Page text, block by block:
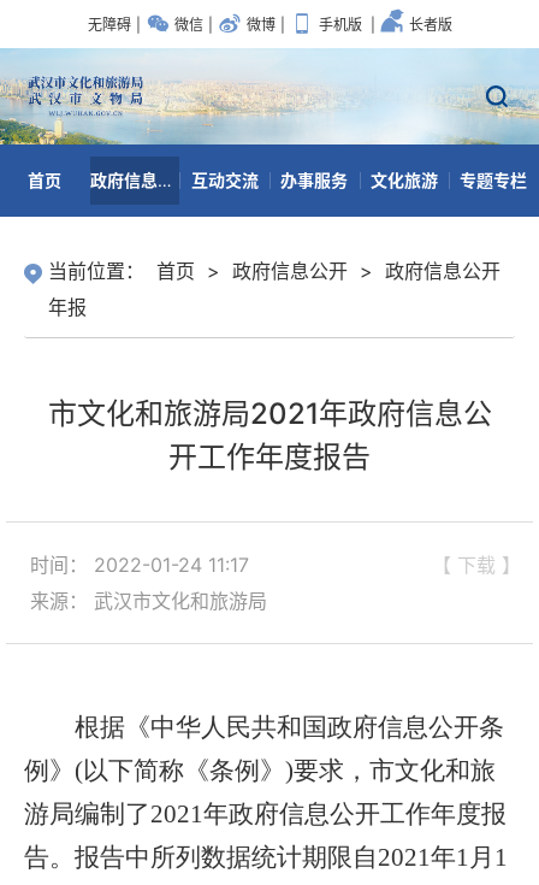
无障碍 微信 微博 手机版 长者版
首页 政府信息公开 互动交流 办事服务 文化旅游 专题专栏
当前位置： 首页 > 政府信息公开 > 政府信息公开
年报
市文化和旅游局2021年政府信息公
开工作年度报告
【 下载 】
时间： 2022-01-24 11:17
来源： 武汉市文化和旅游局
根据《中华人民共和国政府信息公开条
例》(以下简称《条例》)要求，市文化和旅
游局编制了2021年政府信息公开工作年度报
告。报告中所列数据统计期限自2021年1月1